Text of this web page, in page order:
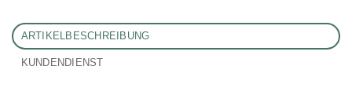
ARTIKELBESCHREIBUNG
KUNDENDIENST